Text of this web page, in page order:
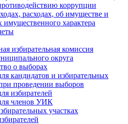
коррупции
расходах, об имуществе и
имущественного характера
избирательная комиссия
округа
о выборах
кандидатов и избирательных
проведении выборов
избирателей
членов УИК
участках